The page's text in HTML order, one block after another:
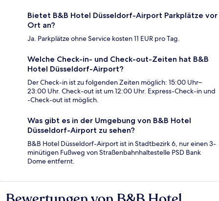
Bietet B&B Hotel Düsseldorf-Airport Parkplätze vor
Ort an?
Ja. Parkplätze ohne Service kosten 11 EUR pro Tag.
Welche Check-in- und Check-out-Zeiten hat B&B
Hotel Düsseldorf-Airport?
Der Check-in ist zu folgenden Zeiten möglich: 15:00 Uhr–
23:00 Uhr. Check-out ist um 12:00 Uhr. Express-Check-in und
-Check-out ist möglich.
Was gibt es in der Umgebung von B&B Hotel
Düsseldorf-Airport zu sehen?
B&B Hotel Düsseldorf-Airport ist in Stadtbezirk 6, nur einen 3-
minütigen Fußweg von Straßenbahnhaltestelle PSD Bank
Dome entfernt.
Bewertungen